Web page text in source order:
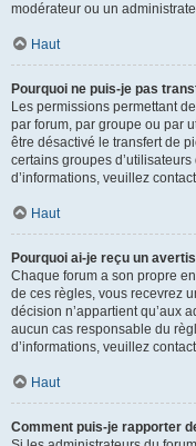
modérateur ou un
Haut
Pourquoi ne puis-je pas
Les permissions permettant
par forum, par groupe ou par
être désactivé le transfert de
certains groupes
d’informations, veuillez
Haut
Pourquoi ai-je reçu un
Chaque forum a son propre
de ces règles, vous recevrez
décision n’appartient qu’aux
aucun cas responsable du
d’informations, veuillez
Haut
Comment puis-je rapporter